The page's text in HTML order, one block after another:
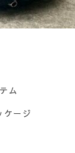
ム
ケージ